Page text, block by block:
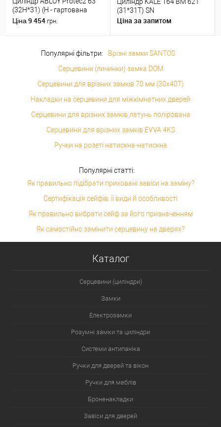
(32H*31) (H - гартована
сторона) хром полірований
Ціна 9 454 грн.
Циліндр KALE 164 BM 62T
(31*31T) SN
Ціна за запитом
Популярні фільтри:
Врізні замки SANTOS
Серцевини (личинки) замка DOM
Серцевини для врізних замків 70 мм (30x40T)
Накладки на серцевини для міжкімнатних дверей
Серцевини для врізних замків латунь полірована
Серцевини для врізних замків EVVA 4KS
Ручки на розеті натискна-натискна
Популярні статті:
Як правильно підібрати приховані завіси на заміну?
Сертифікація сейфів: її види й особливості
Як правильно вибрати сейф за його призначенням
Як самостійно замінити серцевину на дверях?
Каталог
Серцевини (циліндри)
Замки
Електрозамки
Розумні замки та циліндри
Системи антипаніка
Ручки для дверей та вікон
Ручки для меблів
Броненакладки
Завіси для дверей